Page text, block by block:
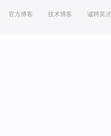
官方博客 技术博客 诚聘英才